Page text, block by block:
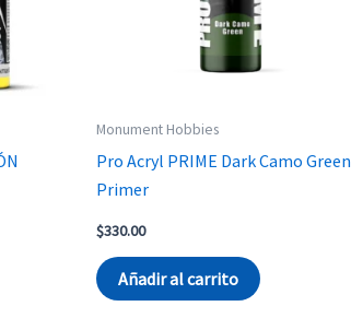
Monument Hobbies
Pro Acryl PRIME Dark Camo Green
Primer
$330.00
Añadir al carrito